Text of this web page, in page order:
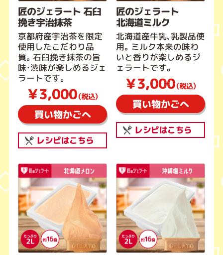
匠のジェラート 石臼
挽き宇治抹茶
京都府産宇治茶を限定
使用したこだわり品
質。石臼挽き抹茶の旨
味・渋味が楽しめるジェ
ラートです。
￥3,000（税込）
買い物かごへ
レシピはこちら
匠のジェラート
北海道ミルク
北海道産牛乳、乳製品使
用。ミルク本来の味わ
いと香りが楽しめるジ
ェラートです。
￥3,000（税込）
買い物かごへ
レシピはこちら